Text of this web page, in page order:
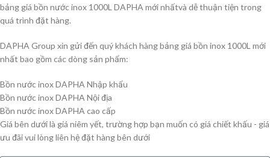
bảng giá bồn nước inox 1000L DAPHA mới nhấtvà dễ thuận tiện trong
quá trình đặt hàng.
DAPHA Group xin gửi đến quý khách hàng bảng giá bồn inox 1000L mới
nhất bao gồm các dòng sản phẩm:
Bồn nước inox DAPHA Nhập khẩu
Bồn nước inox DAPHA Nội địa
Bồn nước inox DAPHA cao cấp
Giá bên dưới là giá niêm yết, trường hợp bạn muốn có giá chiết khấu - giá
ưu đãi vui lòng liên hệ đặt hàng bên dưới